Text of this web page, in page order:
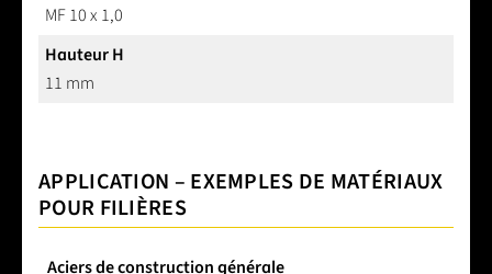
MF 10 x 1,0
Hauteur H
11 mm
APPLICATION – EXEMPLES DE MATÉRIAUX
POUR FILIÈRES
Aciers de construction générale